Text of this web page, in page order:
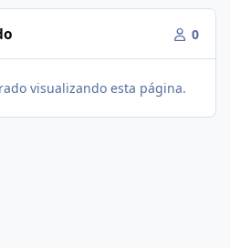
0
visualizando esta página.